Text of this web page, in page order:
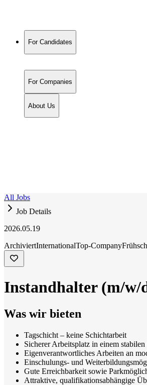
For Candidates
For Companies
About Us
All Jobs
Job Details
2026.05.19
ArchiviertInternationalTop-Company
Instandhalter (m/w/
Was wir bieten
Tagschicht – keine Schichtarbeit
Sicherer Arbeitsplatz in einem
Eigenverantwortliches Arbeiten an
Einschulungs- und
Gute Erreichbarkeit sowie
Attraktive, qualifikationsabhängige